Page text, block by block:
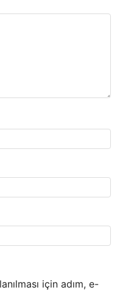
için adım, e-